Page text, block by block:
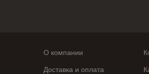
О компании
Доставка и оплата